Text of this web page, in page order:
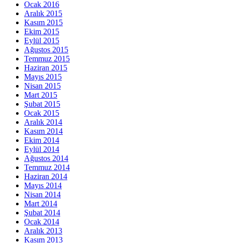
Ocak 2016
Aralık 2015
Kasım 2015
Ekim 2015
Eylül 2015
Ağustos 2015
Temmuz 2015
Haziran 2015
Mayıs 2015
Nisan 2015
Mart 2015
Şubat 2015
Ocak 2015
Aralık 2014
Kasım 2014
Ekim 2014
Eylül 2014
Ağustos 2014
Temmuz 2014
Haziran 2014
Mayıs 2014
Nisan 2014
Mart 2014
Şubat 2014
Ocak 2014
Aralık 2013
Kasım 2013